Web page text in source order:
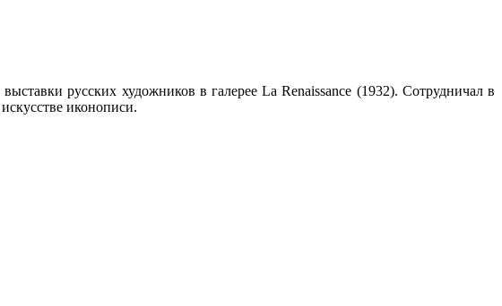
русских художников в галерее La Renaissance (1932). Сотрудничал в
иконописи.